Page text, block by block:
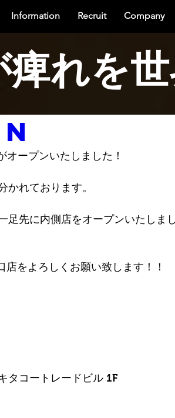
Information Recruit Company
痺れを
ープンいたしました！
かれております。
足先に内側店をオープンいたしまし
をよろしくお願い致します！！
タコートレードビル 1F